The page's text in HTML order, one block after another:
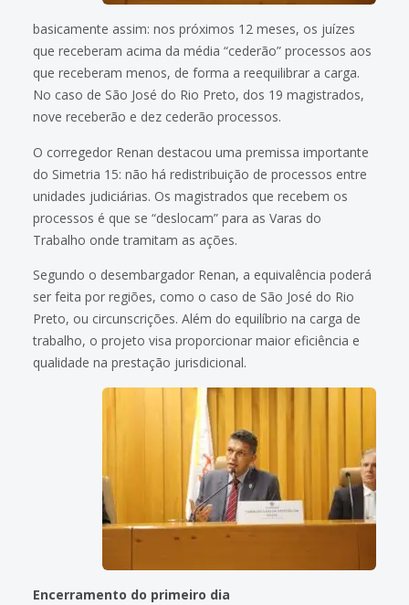
basicamente assim: nos próximos 12 meses, os juízes
que receberam acima da média “cederão” processos aos
que receberam menos, de forma a reequilibrar a carga.
No caso de São José do Rio Preto, dos 19 magistrados,
nove receberão e dez cederão processos.
O corregedor Renan destacou uma premissa importante
do Simetria 15: não há redistribuição de processos entre
unidades judiciárias. Os magistrados que recebem os
processos é que se “deslocam” para as Varas do
Trabalho onde tramitam as ações.
Segundo o desembargador Renan, a equivalência poderá
ser feita por regiões, como o caso de São José do Rio
Preto, ou circunscrições. Além do equilíbrio na carga de
trabalho, o projeto visa proporcionar maior eficiência e
qualidade na prestação jurisdicional.
Encerramento do primeiro dia